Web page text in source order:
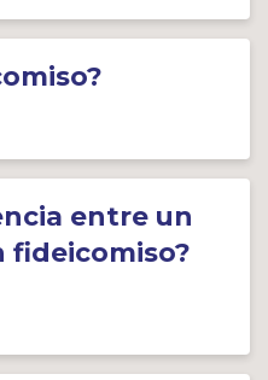
entre un
fideicomiso?